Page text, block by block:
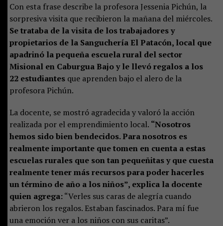
Con esta frase describe la profesora Jessenia Pichún, la
sorpresiva visita que recibieron la mañana del miércoles.
Se trataba de la visita de los trabajadores y
propietarios de la Sanguchería El Patacón, local que
apadrinó la pequeña escuela rural del sector
Misional en Caburgua Bajo y le llevó regalos a los
22 estudiantesque aprenden bajo el alero de la
profesora Pichún.
La docente, se mostró agradecida y valoró la acción
realizada por el emprendimiento local. “Nosotros
hemos sido bien bendecidos. Para nosotros es
realmente importante que tomen en cuenta a estas
escuelas rurales que son tan pequeñitas y que cuesta
realmente tener más recursos para poder hacerles
un término de año a los niños”, explica la docente
quien agrega:“Verles sus caras de alegría cuando
abrieron los regalos. Estaban fascinados. Para mí fue
una emoción ver a los niños con sus caritas”.